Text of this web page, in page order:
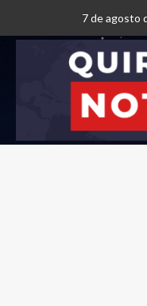
7 de agosto